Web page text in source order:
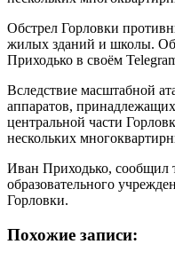
Обстрел Горловки
жилых зданий и школы.
Приходько в своём
Вследствие масштабной
аппаратов,
центральной части
нескольких
Иван Приходько, сообщил
образовательного
Горловки.
Похожие записи: